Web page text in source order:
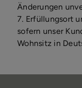
Änderungen
7. Erfüllungsort
sofern unser
Wohnsitz in